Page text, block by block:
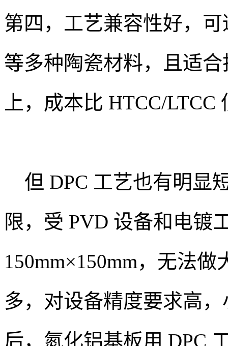
第四，工艺兼容性好，
等多种陶瓷材料，且适
上，成本比 HTCC/LTCC
但 DPC 工艺也有明显
限，受 PVD 设备和电镀
150mm×150mm，无法
多，对设备精度要求高
后，氮化铝基板用 DPC